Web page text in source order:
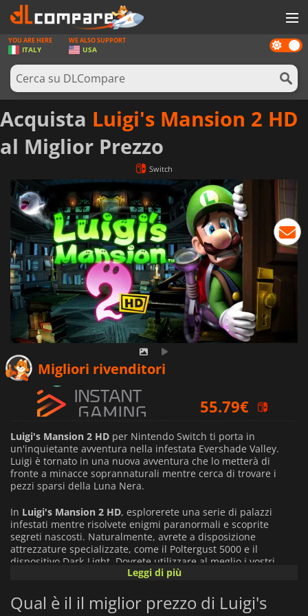
GIOCHI
PREPAGATE
SOFTWARE
REWARDS
HARDWARE
NOTIZIE
ACCEDI O REGISTRATI
Dark
mode
YOU ARE HERE
ITALY
WE ALSO SUPPORT
USA
Acquista Luigi's Mansion 2 HD
al Miglior Prezzo
Switch
Migliori rivenditori
55.79€
50.38€
Luigi's Mansion 2 HD per Nintendo Switch ti porta in
un'inquietante avventura nella infestata Evershade Valley.
Luigi è tornato in una nuova avventura che lo metterà di
fronte a minacce soprannaturali mentre cerca di trovare i
pezzi sparsi della Luna Nera.
In Luigi's Mansion 2 HD, esplorerete una serie di palazzi
infestati mentre risolvete enigmi paranormali e scoprite
segreti nascosti. Naturalmente, avrete a disposizione
attrezzature specializzate, come il Poltergust 5000 e il
dispositivo Dark-Light. Dovrete utilizzare al meglio i vostri
gadget se volete progredire in questa avventura.
affrontare il più impegnativo dei luoghi infestati, lo
ScareScraper.
Leggi di più
Qual è il il miglior prezzo di Luigi's